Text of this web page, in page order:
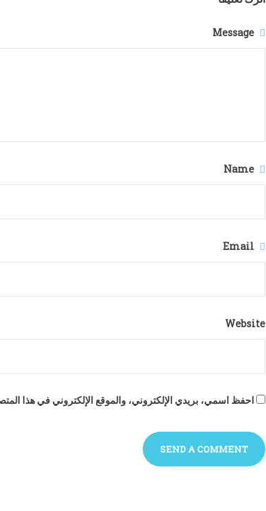
Message
Name
Email
Website
احفظ اسمي، بريدي الإلكتروني، والموقع الإلكتروني في هذا